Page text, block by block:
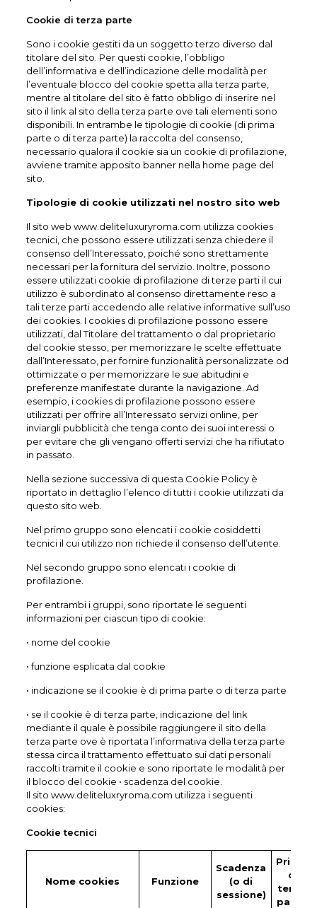
Cookie di terza parte
Sono i cookie gestiti da un soggetto terzo diverso dal
titolare del sito. Per questi cookie, l’obbligo
dell’informativa e dell’indicazione delle modalità per
l’eventuale blocco del cookie spetta alla terza parte,
mentre al titolare del sito è fatto obbligo di inserire nel
sito il link al sito della terza parte ove tali elementi sono
disponibili. In entrambe le tipologie di cookie (di prima
parte o di terza parte) la raccolta del consenso,
necessario qualora il cookie sia un cookie di profilazione,
avviene tramite apposito banner nella home page del
sito.
Tipologie di cookie utilizzati nel nostro sito web
Il sito web www.deliteluxuryroma.com utilizza cookies
tecnici, che possono essere utilizzati senza chiedere il
consenso dell’Interessato, poiché sono strettamente
necessari per la fornitura del servizio. Inoltre, possono
essere utilizzati cookie di profilazione di terze parti il cui
utilizzo è subordinato al consenso direttamente reso a
tali terze parti accedendo alle relative informative sull’uso
dei cookies. I cookies di profilazione possono essere
utilizzati, dal Titolare del trattamento o dal proprietario
del cookie stesso, per memorizzare le scelte effettuate
dall’Interessato, per fornire funzionalità personalizzate od
ottimizzate o per memorizzare le sue abitudini e
preferenze manifestate durante la navigazione. Ad
esempio, i cookies di profilazione possono essere
utilizzati per offrire all’Interessato servizi online, per
inviargli pubblicità che tenga conto dei suoi interessi o
per evitare che gli vengano offerti servizi che ha rifiutato
in passato.
Nella sezione successiva di questa Cookie Policy è
riportato in dettaglio l’elenco di tutti i cookie utilizzati da
questo sito web.
Nel primo gruppo sono elencati i cookie cosiddetti
tecnici il cui utilizzo non richiede il consenso dell’utente.
Nel secondo gruppo sono elencati i cookie di
profilazione.
Per entrambi i gruppi, sono riportate le seguenti
informazioni per ciascun tipo di cookie:
• nome del cookie
• funzione esplicata dal cookie
• indicazione se il cookie è di prima parte o di terza parte
• se il cookie è di terza parte, indicazione del link
mediante il quale è possibile raggiungere il sito della
terza parte ove è riportata l’informativa della terza parte
stessa circa il trattamento effettuato sui dati personali
raccolti tramite il cookie e sono riportate le modalità per
il blocco del cookie • scadenza del cookie.
Il sito www.deliteluxryroma.com utilizza i seguenti
cookies:
Cookie tecnici
Nome cookies Funzione
Scadenza
(o di
sessione)
Prima
o
terza
parte